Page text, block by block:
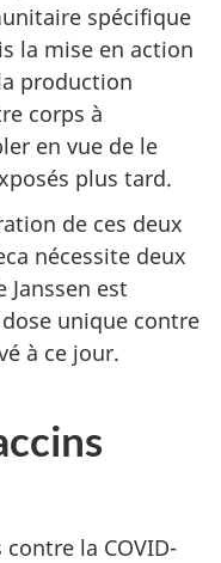
spécifique
la mise en action
production
corps à
en vue de le
plus tard.
de ces deux
nécessite deux
Janssen est
unique contre
à ce jour.
la COVID-